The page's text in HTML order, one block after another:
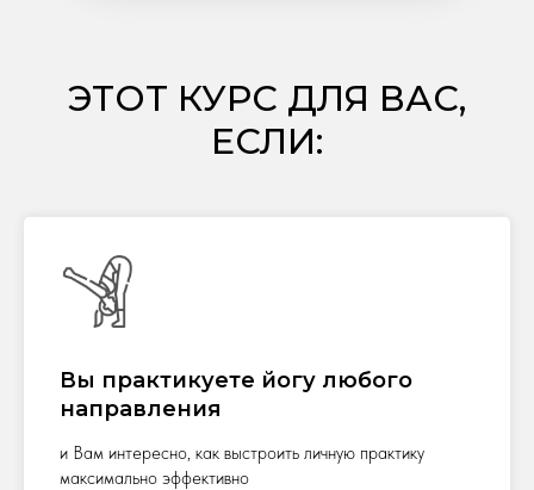
ЭТОТ КУРС ДЛЯ ВАС,
ЕСЛИ:
Вы практикуете йогу любого
направления
и Вам интересно, как выстроить личную практику
максимально эффективно